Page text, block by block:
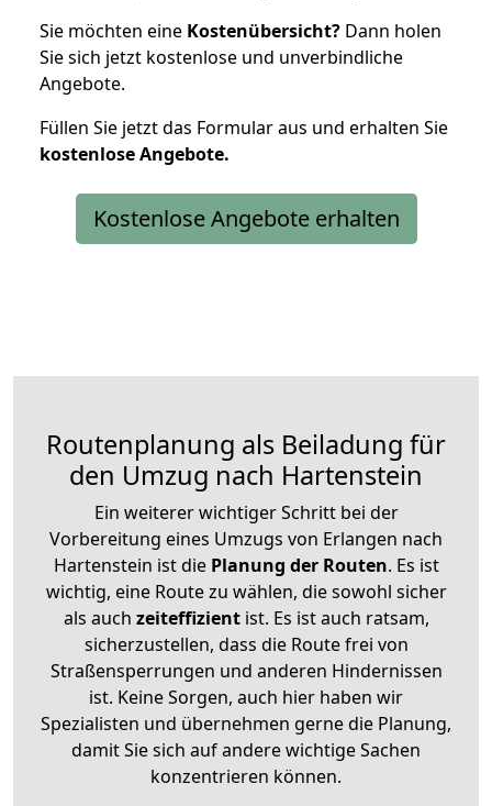
Sie möchten eine Kostenübersicht? Dann holen
Sie sich jetzt kostenlose und unverbindliche
Angebote.
Füllen Sie jetzt das Formular aus und erhalten Sie
kostenloseAngebote.
Kostenlose Angebote erhalten
Routenplanung als Beiladung für
den Umzug nach Hartenstein
Ein weiterer wichtiger Schritt bei der
Vorbereitung eines Umzugs von Erlangen nach
Hartenstein ist diePlanung der Routen. Es ist
wichtig, eine Route zu wählen, die sowohl sicher
als auch zeiteffizientist. Es ist auch ratsam,
sicherzustellen, dass die Route frei von
Straßensperrungen und anderen Hindernissen
ist. Keine Sorgen, auch hier haben wir
Spezialisten und übernehmen gerne die Planung,
damit Sie sich auf andere wichtige Sachen
konzentrieren können.